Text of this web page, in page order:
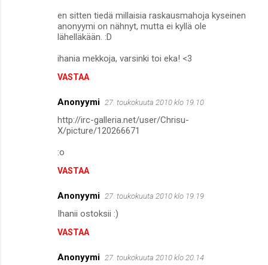
en sitten tiedä millaisia raskausmahoja kyseinen
anonyymi on nähnyt, mutta ei kyllä ole
lähelläkään. :D
ihania mekkoja, varsinki toi eka! <3
VASTAA
Anonyymi 27. toukokuuta 2010 klo 19.10
http://irc-galleria.net/user/Chrisu-
X/picture/120266671
:o
VASTAA
Anonyymi 27. toukokuuta 2010 klo 19.19
Ihanii ostoksii :)
VASTAA
Anonyymi 27. toukokuuta 2010 klo 20.14